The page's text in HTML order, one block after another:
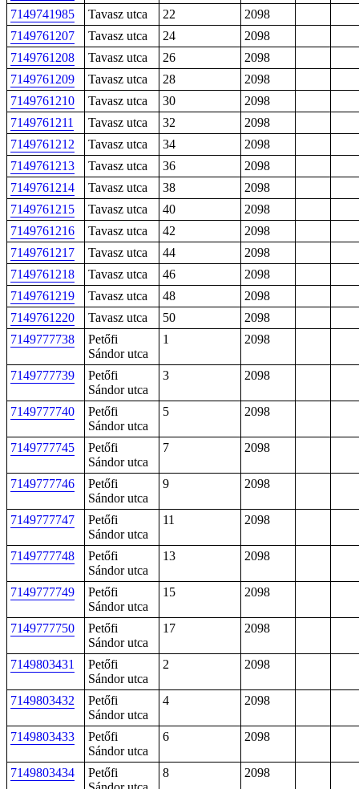
7149741985
Tavasz utca 22
2098
7149761207
Tavasz utca 24
2098
7149761208
Tavasz utca 26
2098
7149761209
Tavasz utca 28
2098
7149761210
Tavasz utca 30
2098
7149761211
Tavasz utca 32
2098
7149761212
Tavasz utca 34
2098
7149761213
Tavasz utca 36
2098
7149761214
Tavasz utca 38
2098
7149761215
Tavasz utca 40
2098
7149761216
Tavasz utca 42
2098
7149761217
Tavasz utca 44
2098
7149761218
Tavasz utca 46
2098
7149761219
Tavasz utca 48
2098
7149761220
Tavasz utca 50
2098
7149777738
Petőfi
Sándor utca
1 2098
7149777739
Petőfi
Sándor utca
3 2098
7149777740
Petőfi
Sándor utca
5 2098
7149777745
Petőfi
Sándor utca
7 2098
7149777746
Petőfi
Sándor utca
9 2098
7149777747
Petőfi
Sándor utca
11 2098
7149777748
Petőfi
Sándor utca
13 2098
7149777749
Petőfi
Sándor utca
15 2098
7149777750
Petőfi
Sándor utca
17 2098
7149803431
Petőfi
Sándor utca
2 2098
7149803432
Petőfi
Sándor utca
4 2098
7149803433
Petőfi
Sándor utca
6 2098
7149803434
Petőfi
8 2098